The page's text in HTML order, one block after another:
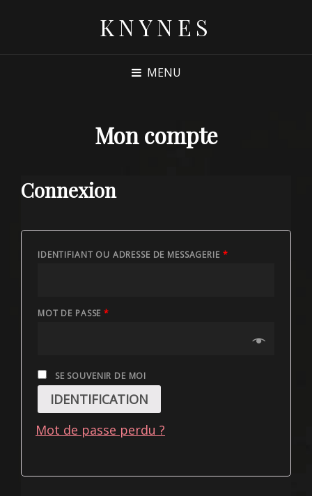
KNYNES
MENU
Mon compte
Connexion
IDENTIFIANT OU ADRESSE DE MESSAGERIE *
MOT DE PASSE*
SE SOUVENIR DE MOI
IDENTIFICATION
Mot de passe perdu ?